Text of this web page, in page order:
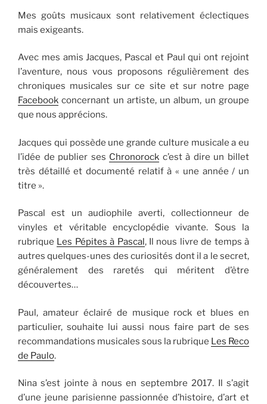
Mes goûts musicaux sont relativement éclectiques
mais exigeants.
Avec mes amis Jacques, Pascal et Paul qui ont rejoint
l’aventure, nous vous proposons régulièrement des
chroniques musicales sur ce site et sur notre page
Facebook concernant un artiste, un album, un groupe
que nous apprécions.
Jacques qui possède une grande culture musicale a eu
l’idée de publier ses Chronorock c’est à dire un billet
très détaillé et documenté relatif à « une année / un
titre ».
Pascal est un audiophile averti, collectionneur de
vinyles et véritable encyclopédie vivante. Sous la
rubrique Les Pépites à Pascal, Il nous livre de temps à
autres quelques-unes des curiosités dont il a le secret,
généralement des raretés qui méritent d’être
découvertes…
Paul, amateur éclairé de musique rock et blues en
particulier, souhaite lui aussi nous faire part de ses
recommandations musicales sous la rubrique Les Reco
de Paulo.
Nina s’est jointe à nous en septembre 2017. Il s’agit
d’une jeune parisienne passionnée d’histoire, d’art et